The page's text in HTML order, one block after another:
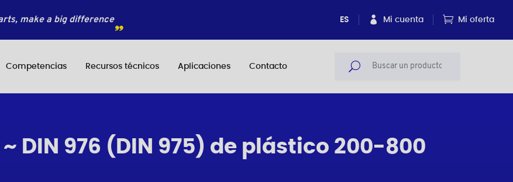
make a big difference ES Mi cuenta Mi oferta
Competencias Recursos técnicos Aplicaciones Contacto
DIN 976 (DIN 975) de plástico 200-800